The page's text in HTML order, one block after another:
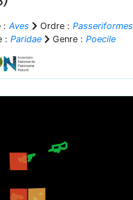
: Aves Ordre : Passeriformes
: Paridae Genre : Poecile